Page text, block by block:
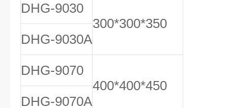
DHG-9030
300*300*350
DHG-9030A
DHG-9070
400*400*450
DHG-9070A